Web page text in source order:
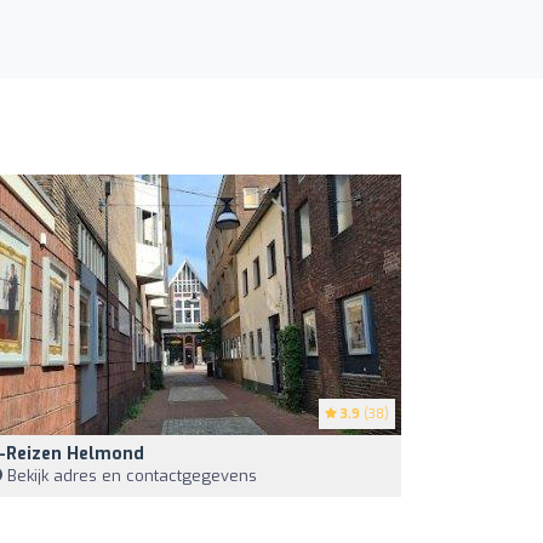
3.9 (38)
Reizen Helmond
Bekijk adres en contactgegevens